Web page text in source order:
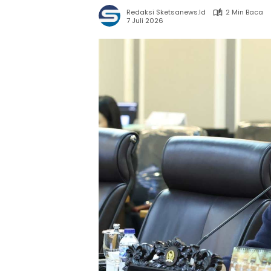
Redaksi Sketsanews.id
2 Min Baca
7 Juli 2026